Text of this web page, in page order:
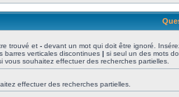
trouvé et - devant un mot qui doit être ignoré.
barres verticales discontinues | si seul un des mots
vous souhaitez effectuer des recherches partielles.
effectuer des recherches partielles.